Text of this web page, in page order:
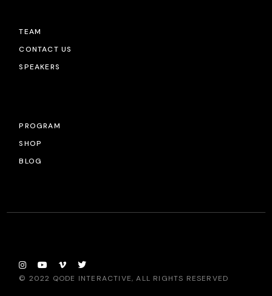
TEAM
CONTACT US
SPEAKERS
PROGRAM
SHOP
BLOG
© 2022 QODE INTERACTIVE, ALL RIGHTS RESERVED